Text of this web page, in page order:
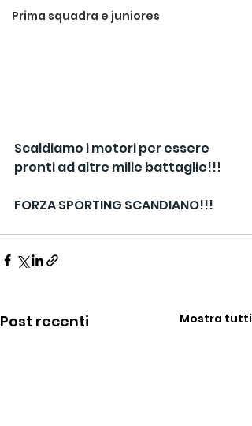
Prima squadra e juniores
Scaldiamo i motori per essere
pronti ad altre mille battaglie!!!
FORZA SPORTING SCANDIANO!!!
Post recenti Mostra tutti